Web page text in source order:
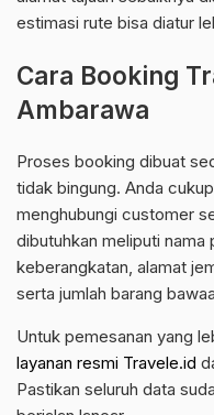
estimasi rute bisa diatur
Cara Booking
Ambarawa
Proses booking dibuat
tidak bingung. Anda
menghubungi customer
dibutuhkan meliputi nama
keberangkatan, alamat
serta jumlah barang
Untuk pemesanan yang
layanan resmi Travele.id
Pastikan seluruh data